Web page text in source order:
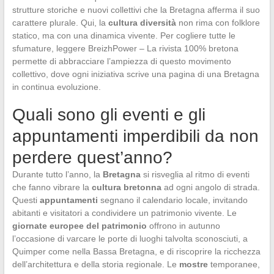
strutture storiche e nuovi collettivi che la Bretagna afferma il suo
carattere plurale. Qui, la cultura diversitànon rima con folklore
statico, ma con una dinamica vivente. Per cogliere tutte le
sfumature, leggere BreizhPower – La rivista 100% bretona
permette di abbracciare l’ampiezza di questo movimento
collettivo, dove ogni iniziativa scrive una pagina di una Bretagna
in continua evoluzione.
Quali sono gli eventi e gli
appuntamenti imperdibili da non
perdere quest’anno?
Durante tutto l’anno, la Bretagnasi risveglia al ritmo di eventi
che fanno vibrare la cultura bretonnaad ogni angolo di strada.
Questi appuntamenti segnano il calendario locale, invitando
abitanti e visitatori a condividere un patrimonio vivente. Le
giornate europee del patrimonio offrono in autunno
l’occasione di varcare le porte di luoghi talvolta sconosciuti, a
Quimper come nella Bassa Bretagna, e di riscoprire la ricchezza
dell’architettura e della storia regionale. Le mostretemporanee,